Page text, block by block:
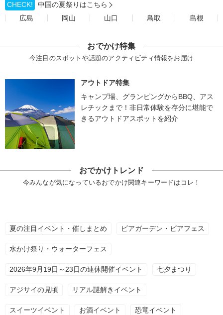
CHECK!
中国の夏祭りはこちら
広島
岡山 山口 鳥取 島根
おでかけ特集
今注目のスポットや話題のアクティビティ情報をお届け
アウトドア特集
キャンプ場、グランピングからBBQ、アス
レチックまで！非日常体験を存分に堪能で
きるアウトドアスポットを紹介
おでかけトレンド
今みんなが気になっているおでかけ関連キーワードはコレ！
夏の注目イベント・催しまとめ ビアガーデン・ビアフェス
水かけ祭り・ウォーターフェス
2026年9月19日～23日の連休開催イベント 七夕まつり
アジサイの見頃 リアル謎解きイベント
スイーツイベント お酒イベント 恐竜イベント